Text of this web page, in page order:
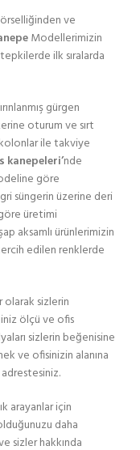
ve
Modellerimizin
ilk sıralarda
gürgen
oturum ve sırt
kolonlar ile takviye
kanepeleri’nde
göre
süngerin üzerine deri
üretimi
aksamlı ürünlerimizin
edilen renklerde
sizlerin
ölçü ve ofis
sizlerin beğenisine
ve ofisinizin alanına
arayanlar için
daha
sizler hakkında